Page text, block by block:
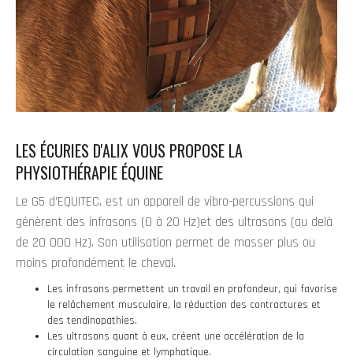
LES ÉCURIES D'ALIX VOUS PROPOSE LA
PHYSIOTHÉRAPIE ÉQUINE
Le G5 d’EQUITEC, est un appareil de vibro-percussions qui
génèrent des infrasons (0 à 20 Hz)et des ultrasons (au delà
de 20 000 Hz). Son utilisation permet de masser plus ou
moins profondément le cheval.
Les infrasons permettent un travail en profondeur, qui favorise
le relâchement musculaire, la réduction des contractures et
des tendinopathies.
Les ultrasons quant à eux, créent une accélération de la
circulation sanguine et lymphatique.